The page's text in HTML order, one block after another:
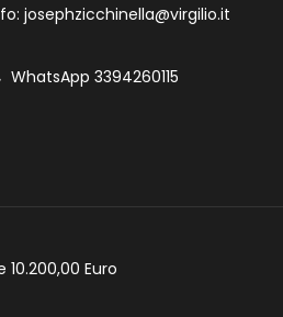
josephzicchinella@virgilio.it
WhatsApp 3394260115
Euro